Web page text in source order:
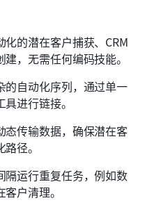
的潜在客户捕获、CRM
，无需任何编码技能。
的自动化序列，通过单一
进行链接。
态传输数据，确保潜在客
径。
隔运行重复任务，例如数
户清理。